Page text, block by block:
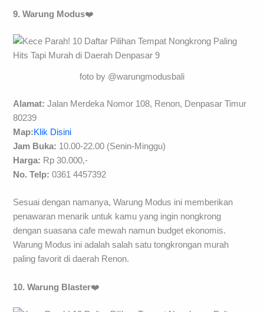
9. Warung Modus❤️
foto by @warungmodusbali
Alamat: Jalan Merdeka Nomor 108, Renon, Denpasar Timur
80239
Map:Klik Disini
Jam Buka: 10.00-22.00 (Senin-Minggu)
Harga: Rp 30.000,-
No. Telp: 0361 4457392
Sesuai dengan namanya, Warung Modus ini memberikan
penawaran menarik untuk kamu yang ingin nongkrong
dengan suasana cafe mewah namun budget ekonomis.
Warung Modus ini adalah salah satu tongkrongan murah
paling favorit di daerah Renon.
10. Warung Blaster❤️